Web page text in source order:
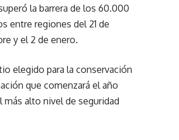
la barrera de los 60.000
entre regiones del 21 de
y el 2 de enero.
elegido para la conservación
que comenzará el año
más alto nivel de seguridad